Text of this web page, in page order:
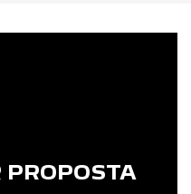
PROPOSTA